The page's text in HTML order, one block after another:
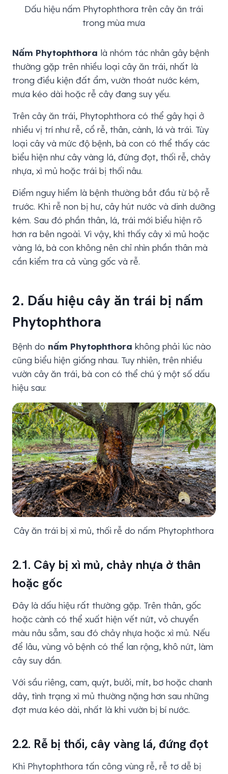
Dấu hiệu nấm Phytophthora trên cây ăn trái
trong mùa mưa
Nấm Phytophthora là nhóm tác nhân gây bệnh
thường gặp trên nhiều loại cây ăn trái, nhất là
trong điều kiện đất ẩm, vườn thoát nước kém,
mưa kéo dài hoặc rễ cây đang suy yếu.
Trên cây ăn trái, Phytophthora có thể gây hại ở
nhiều vị trí như rễ, cổ rễ, thân, cành, lá và trái. Tùy
loại cây và mức độ bệnh, bà con có thể thấy các
biểu hiện như cây vàng lá, đứng đọt, thối rễ, chảy
nhựa, xì mủ hoặc trái bị thối nâu.
Điểm nguy hiểm là bệnh thường bắt đầu từ bộ rễ
trước. Khi rễ non bị hư, cây hút nước và dinh dưỡng
kém. Sau đó phần thân, lá, trái mới biểu hiện rõ
hơn ra bên ngoài. Vì vậy, khi thấy cây xì mủ hoặc
vàng lá, bà con không nên chỉ nhìn phần thân mà
cần kiểm tra cả vùng gốc và rễ.
2. Dấu hiệu cây ăn trái bị nấm
Phytophthora
Bệnh do nấm Phytophthora không phải lúc nào
cũng biểu hiện giống nhau. Tuy nhiên, trên nhiều
vườn cây ăn trái, bà con có thể chú ý một số dấu
hiệu sau:
Cây ăn trái bị xì mủ, thối rễ do nấm Phytophthora
2.1. Cây bị xì mủ, chảy nhựa ở thân
hoặc gốc
Đây là dấu hiệu rất thường gặp. Trên thân, gốc
hoặc cành có thể xuất hiện vết nứt, vỏ chuyển
màu nâu sẫm, sau đó chảy nhựa hoặc xì mủ. Nếu
để lâu, vùng vỏ bệnh có thể lan rộng, khô nứt, làm
cây suy dần.
Với sầu riêng, cam, quýt, bưởi, mít, bơ hoặc chanh
dây, tình trạng xì mủ thường nặng hơn sau những
đợt mưa kéo dài, nhất là khi vườn bị bí nước.
2.2. Rễ bị thối, cây vàng lá, đứng đọt
Khi Phytophthora tấn công vùng rễ, rễ tơ dễ bị